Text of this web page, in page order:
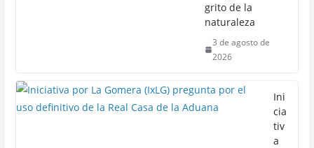
grito de la
naturaleza
3 de agosto de
2026
Ini
cia
tiv
a